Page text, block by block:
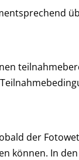
der
können. In